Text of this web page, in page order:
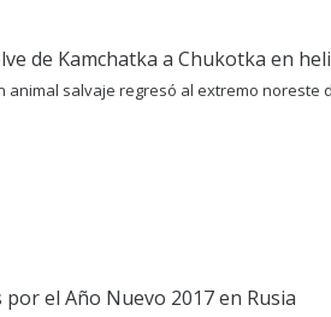
de Kamchatka a Chukotka en
animal salvaje regresó al extremo noreste
por el Año Nuevo 2017 en Rusia